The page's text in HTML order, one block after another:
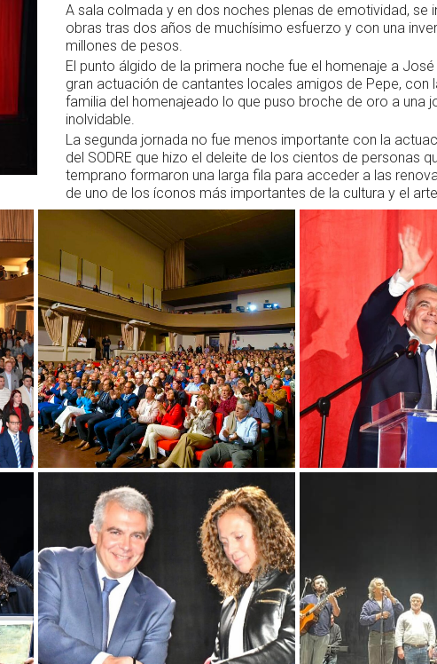
A sala colmada y en dos noches plenas de emotividad, se
obras tras dos años de muchísimo esfuerzo y con una
millones de pesos.
El punto álgido de la primera noche fue el homenaje a José
gran actuación de cantantes locales amigos de Pepe, con
familia del homenajeado lo que puso broche de oro a una
inolvidable.
La segunda jornada no fue menos importante con la
del SODRE que hizo el deleite de los cientos de personas
temprano formaron una larga fila para acceder a las
de uno de los íconos más importantes de la cultura y el